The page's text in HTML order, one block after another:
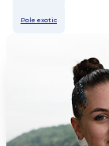
Pole exotic